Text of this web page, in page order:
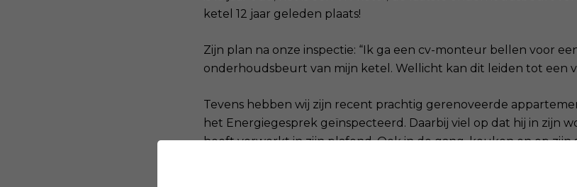
ketel 12 jaar geleden plaats!
Zijn plan na onze inspectie: “Ik ga een cv-monteur bellen voor
onderhoudsbeurt van mijn ketel. Wellicht kan dit leiden tot een
Tevens hebben wij zijn recent prachtig gerenoveerde
het Energiegesprek geïnspecteerd. Daarbij viel op dat hij in zijn
heeft verwerkt in zijn plafond. Ook in de gang, keuken en op